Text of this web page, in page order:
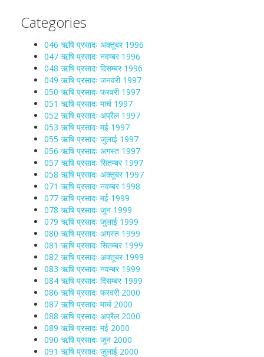
Categories
046 ऋषि प्रसादः अक्तूबर 1996
047 ऋषि प्रसादः नवम्बर 1996
048 ऋषि प्रसादः दिसम्बर 1996
049 ऋषि प्रसादः जनवरी 1997
050 ऋषि प्रसादः फरवरी 1997
051 ऋषि प्रसादः मार्च 1997
052 ऋषि प्रसादः अप्रैल 1997
053 ऋषि प्रसादः मई 1997
055 ऋषि प्रसादः जुलाई 1997
056 ऋषि प्रसादः अगस्त 1997
057 ऋषि प्रसादः सितम्बर 1997
058 ऋषि प्रसादः अक्तूबर 1997
071 ऋषि प्रसादः नवम्बर 1998
077 ऋषि प्रसादः मई 1999
078 ऋषि प्रसादः जून 1999
079 ऋषि प्रसादः जुलाई 1999
080 ऋषि प्रसादः अगस्त 1999
081 ऋषि प्रसादः सितम्बर 1999
082 ऋषि प्रसादः अक्तूबर 1999
083 ऋषि प्रसादः नवम्बर 1999
084 ऋषि प्रसादः दिसम्बर 1999
086 ऋषि प्रसादः फरवरी 2000
087 ऋषि प्रसादः मार्च 2000
088 ऋषि प्रसादः अप्रैल 2000
089 ऋषि प्रसादः मई 2000
090 ऋषि प्रसादः जून 2000
091 ऋषि प्रसादः जुलाई 2000